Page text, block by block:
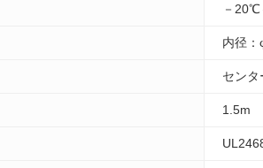
－
内径
センタ
1.5m